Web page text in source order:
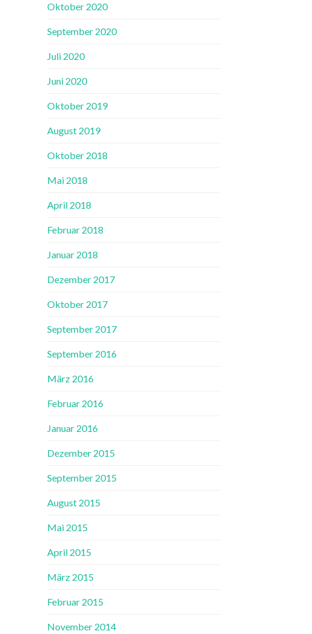
Oktober 2020
September 2020
Juli 2020
Juni 2020
Oktober 2019
August 2019
Oktober 2018
Mai 2018
April 2018
Februar 2018
Januar 2018
Dezember 2017
Oktober 2017
September 2017
September 2016
März 2016
Februar 2016
Januar 2016
Dezember 2015
September 2015
August 2015
Mai 2015
April 2015
März 2015
Februar 2015
November 2014